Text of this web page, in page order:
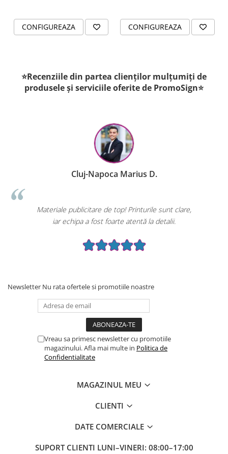
CONFIGUREAZA CONFIGUREAZA
⭐Recenziile din partea clienților mulțumiți de
produsele și serviciile oferite de PromoSign⭐
Cluj-Napoca Marius D.
Materiale publicitare de top! Printurile sunt clare,
iar echipa a fost foarte atentă la detalii.
Newsletter Nu rata ofertele si promotiile noastre
Vreau sa primesc newsletter cu promotiile
magazinului. Afla mai multe in Politica de
Confidentialitate
MAGAZINUL MEU
CLIENTI
DATE COMERCIALE
SUPORT CLIENTI LUNI–VINERI: 08:00–17:00